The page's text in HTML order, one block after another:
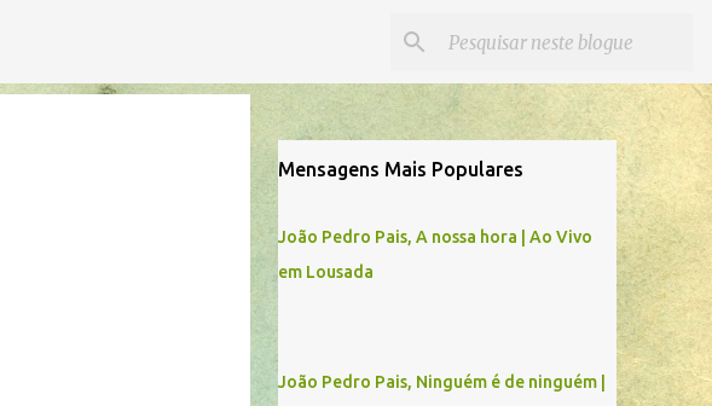
Mensagens Mais Populares
João Pedro Pais, A nossa hora | Ao Vivo
em Lousada
João Pedro Pais, Ninguém é de ninguém |